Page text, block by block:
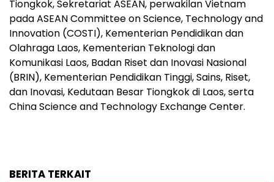
Tiongkok, Sekretariat ASEAN, perwakilan Vietnam
pada ASEAN Committee on Science, Technology and
Innovation (COSTI), Kementerian Pendidikan dan
Olahraga Laos, Kementerian Teknologi dan
Komunikasi Laos, Badan Riset dan Inovasi Nasional
(BRIN), Kementerian Pendidikan Tinggi, Sains, Riset,
dan Inovasi, Kedutaan Besar Tiongkok di Laos, serta
China Science and Technology Exchange Center.
BERITA TERKAIT